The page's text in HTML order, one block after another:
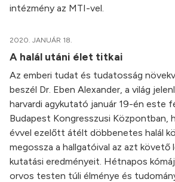
intézmény az MTI-vel.
2020. JANUÁR 18.
A halál utáni élet titkai
Az emberi tudat és tudatosság
beszél Dr. Eben Alexander, a világ
harvardi agykutató január 19-én este
Budapest Kongresszusi Központban,
évvel ezelőtt átélt döbbenetes halál
megossza a hallgatóival az azt
kutatási eredményeit. Hétnapos
orvos testen túli élménye és